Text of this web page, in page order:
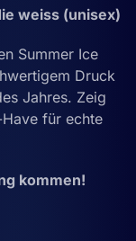
weiss (unisex)
Summer Ice
Druck
Jahres. Zeig
für echte
kommen!